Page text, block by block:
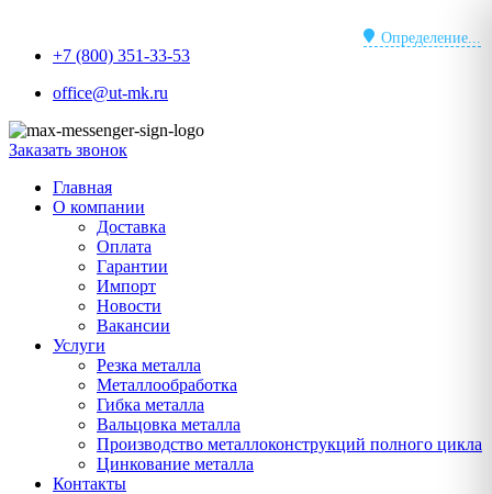
содержимому
Определение...
+7 (800) 351-33-53
office@ut-mk.ru
Заказать звонок
Главная
О компании
Доставка
Оплата
Гарантии
Импорт
Новости
Вакансии
Услуги
Резка металла
Металлообработка
Гибка металла
Вальцовка металла
Производство металлоконструкций полного цикла
Цинкование металла
Контакты